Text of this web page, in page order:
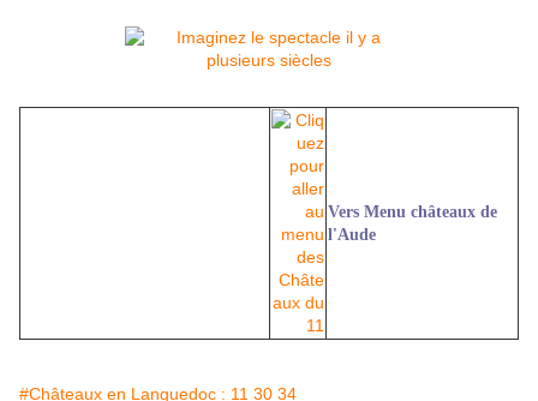
Vers Menu châteaux de
l'Aude
#Châteaux en Languedoc : 11 30 34